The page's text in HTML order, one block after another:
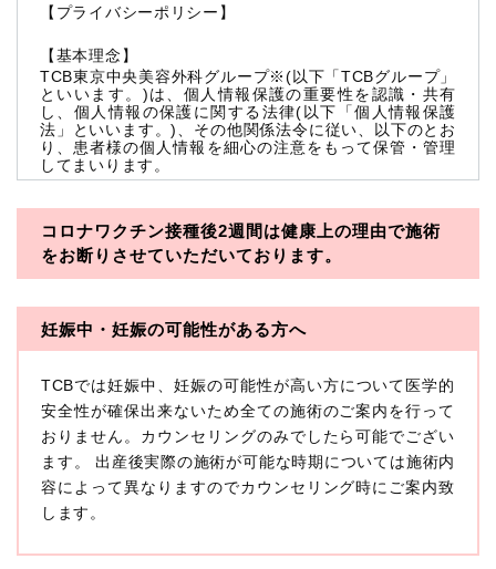
【プライバシーポリシー】
【基本理念】
TCB東京中央美容外科グループ※(以下「TCBグループ」
といいます。)は、個人情報保護の重要性を認識・共有
し、個人情報の保護に関する法律(以下「個人情報保護
法」といいます。)、その他関係法令に従い、以下のとお
り、患者様の個人情報を細心の注意をもって保管・管理
してまいります。
※TCBグループとは以下を総称していいます。
・一般社団法人メディカルアライアンス
・医療法人社団創彩会
本プライバシーポリシーにおいて「個人情報」とは、生
存する個人に関する情報であって、当該情報に含まれる
氏名、生年月日その他の記述等により特定の個人を識別
できるもの又は個人識別符号（個人情報保護委員会の政
令に準じます。）が含まれるものをいいます。
収集した患者様に関する情報には、単独のままでは特定
の個人を識別できない情報もありますが、他の情報と組
み合わせることにより特定の個人を識別できる場合、か
に扱うものとします。
コロナワクチン接種後2週間は健康上の理由で施術
をお断りさせていただいております。
妊娠中・妊娠の可能性がある方へ
TCBでは妊娠中、妊娠の可能性が高い方について医学的
安全性が確保出来ないため全ての施術のご案内を行って
おりません。カウンセリングのみでしたら可能でござい
ます。 出産後実際の施術が可能な時期については施術内
容によって異なりますのでカウンセリング時にご案内致
します。